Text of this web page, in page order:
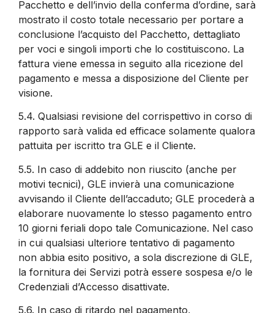
Pacchetto e dell’invio della conferma d’ordine, sarà
mostrato il costo totale necessario per portare a
conclusione l’acquisto del Pacchetto, dettagliato
per voci e singoli importi che lo costituiscono. La
fattura viene emessa in seguito alla ricezione del
pagamento e messa a disposizione del Cliente per
visione.
5.4. Qualsiasi revisione del corrispettivo in corso di
rapporto sarà valida ed efficace solamente qualora
pattuita per iscritto tra GLE e il Cliente.
5.5. In caso di addebito non riuscito (anche per
motivi tecnici), GLE invierà una comunicazione
avvisando il Cliente dell’accaduto; GLE procederà a
elaborare nuovamente lo stesso pagamento entro
10 giorni feriali dopo tale Comunicazione. Nel caso
in cui qualsiasi ulteriore tentativo di pagamento
non abbia esito positivo, a sola discrezione di GLE,
la fornitura dei Servizi potrà essere sospesa e/o le
Credenziali d’Accesso disattivate.
5.6. In caso di ritardo nel pagamento,